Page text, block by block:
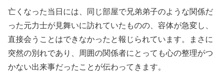
亡くなった当日には、同じ部屋で兄弟弟子のような関係だ
った元力士が見舞いに訪れていたものの、容体が急変し、
直接会うことはできなかったと報じられています。まさに
突然の別れであり、周囲の関係者にとっても心の整理がつ
かない出来事だったことが伝わってきます。